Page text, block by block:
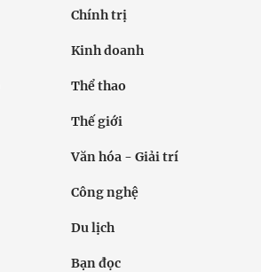
Chính trị
Kinh doanh
Thể thao
Thế giới
Văn hóa - Giải trí
Công nghệ
Du lịch
Bạn đọc